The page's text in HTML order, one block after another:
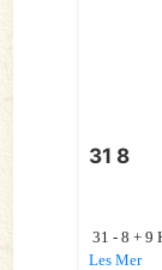
31 8
31 - 8 + 9
Les Mer